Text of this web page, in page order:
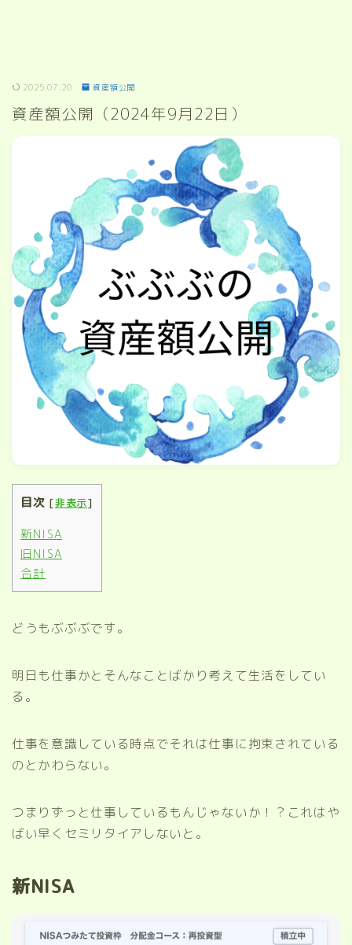
2025.07.20 資産額公開
資産額公開（2024年9月22日）
目次 [非表示]
新NISA
旧NISA
合計
どうもぶぶぶです。
明日も仕事かとそんなことばかり考えて生活をしてい
る。
仕事を意識している時点でそれは仕事に拘束されている
のとかわらない。
つまりずっと仕事しているもんじゃないか！？これはや
ばい早くセミリタイアしないと。
新NISA